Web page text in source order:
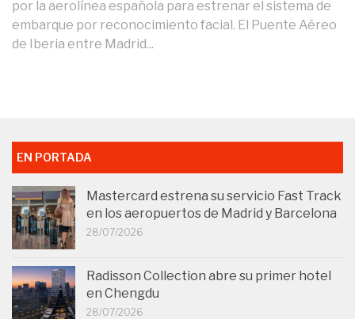
por la aerolínea española para estrenar el sistema de
embarque por reconocimiento facial. El Puente Aéreo
de Iberia entre Madrid...
EN PORTADA
Mastercard estrena su servicio Fast Track
en los aeropuertos de Madrid y Barcelona
28/07/2026
Radisson Collection abre su primer hotel
en Chengdu
28/07/2026